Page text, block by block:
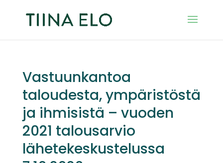
Vastuunkantoa
taloudesta, ympäristöstä
ja ihmisistä – vuoden
2021 talousarvio
lähetekeskustelussa